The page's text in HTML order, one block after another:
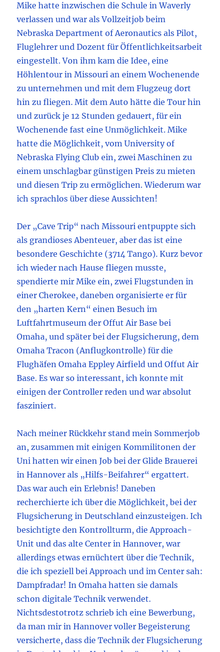
Mike hatte inzwischen die Schule in Waverly
verlassen und war als Vollzeitjob beim
Nebraska Department of Aeronautics als Pilot,
Fluglehrer und Dozent für Öffentlichkeitsarbeit
eingestellt. Von ihm kam die Idee, eine
Höhlentour in Missouri an einem Wochenende
zu unternehmen und mit dem Flugzeug dort
hin zu fliegen. Mit dem Auto hätte die Tour hin
und zurück je 12 Stunden gedauert, für ein
Wochenende fast eine Unmöglichkeit. Mike
hatte die Möglichkeit, vom University of
Nebraska Flying Club ein, zwei Maschinen zu
einem unschlagbar günstigen Preis zu mieten
und diesen Trip zu ermöglichen. Wiederum war
ich sprachlos über diese Aussichten!
Der „Cave Trip“ nach Missouri entpuppte sich
als grandioses Abenteuer, aber das ist eine
besondere Geschichte (3714 Tango). Kurz bevor
ich wieder nach Hause fliegen musste,
spendierte mir Mike ein, zwei Flugstunden in
einer Cherokee, daneben organisierte er für
den „harten Kern“ einen Besuch im
Luftfahrtmuseum der Offut Air Base bei
Omaha, und später bei der Flugsicherung, dem
Omaha Tracon (Anflugkontrolle) für die
Flughäfen Omaha Eppley Airfield und Offut Air
Base. Es war so interessant, ich konnte mit
einigen der Controller reden und war absolut
fasziniert.
Nach meiner Rückkehr stand mein Sommerjob
an, zusammen mit einigen Kommilitonen der
Uni hatten wir einen Job bei der Glide Brauerei
in Hannover als „Hilfs-Beifahrer“ ergattert.
Das war auch ein Erlebnis! Daneben
recherchierte ich über die Möglichkeit, bei der
Flugsicherung in Deutschland einzusteigen. Ich
besichtigte den Kontrollturm, die Approach-
Unit und das alte Center in Hannover, war
allerdings etwas ernüchtert über die Technik,
die ich speziell bei Approach und im Center sah:
Dampfradar! In Omaha hatten sie damals
schon digitale Technik verwendet.
Nichtsdestotrotz schrieb ich eine Bewerbung,
da man mir in Hannover voller Begeisterung
versicherte, dass die Technik der Flugsicherung